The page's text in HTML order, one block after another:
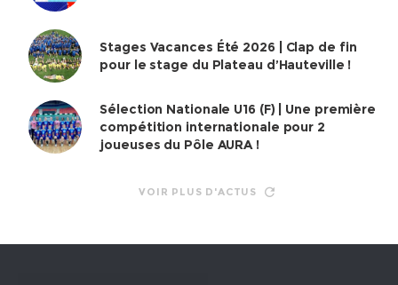
Stages Vacances Été 2026 | Clap de fin
pour le stage du Plateau d’Hauteville !
Sélection Nationale U16 (F) | Une première
compétition internationale pour 2
joueuses du Pôle AURA !
VOIR PLUS D'ACTUS